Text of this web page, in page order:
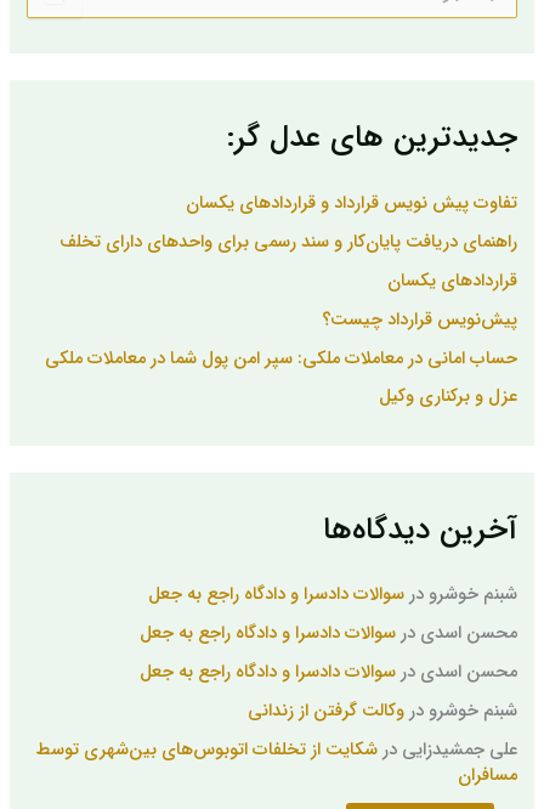
س
ر
:
جدیدترین های عدل گر:
تفاوت پیش نویس قرارداد و قراردادهای یکسان
راهنمای دریافت پایان‌کار و سند رسمی برای واحدهای دارای تخلف
قراردادهای یکسان
پیش‌نویس قرارداد چیست؟
حساب امانی در معاملات ملکی: سپر امن پول شما در معاملات ملکی
عزل و برکناری وکیل
آخرین دیدگاه‌ها
شبنم خوشرو درسوالات دادسرا و دادگاه راجع به جعل
محسن اسدی درسوالات دادسرا و دادگاه راجع به جعل
محسن اسدی درسوالات دادسرا و دادگاه راجع به جعل
شبنم خوشرو دروکالت گرفتن از زندانی
علی جمشیدزایی درشکایت از تخلفات اتوبوس‌های بین‌شهری توسط
مسافران